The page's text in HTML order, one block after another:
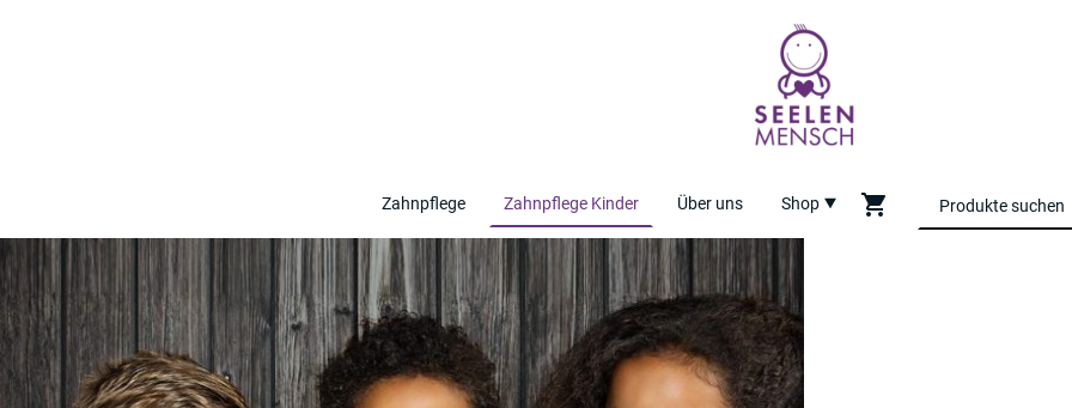
Zahnpflege Zahnpflege Kinder Über uns Shop